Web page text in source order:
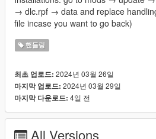
→ dlc.rpf → data and replace
file incase you want to go back)
핸들링
최초 업로드: 2024년 03월 26일
마지막 업로드: 2024년 03월 29일
마지막 다운로드: 4일 전
All Versions